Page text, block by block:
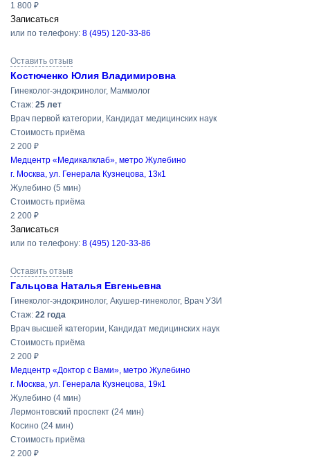
1 800 ₽
Записаться
или по телефону: 8 (495) 120-33-86
Оставить отзыв
Костюченко Юлия Владимировна
Гинеколог-эндокринолог, Маммолог
Cтаж: 25 лет
Врач первой категории, Кандидат медицинских наук
Стоимость приёма
2 200 ₽
Медцентр «Медикалклаб», метро Жулебино
г. Москва, ул. Генерала Кузнецова, 13к1
Жулебино (5 мин)
Стоимость приёма
2 200 ₽
Записаться
или по телефону: 8 (495) 120-33-86
Оставить отзыв
Гальцова Наталья Евгеньевна
Гинеколог-эндокринолог, Акушер-гинеколог, Врач УЗИ
Cтаж: 22 года
Врач высшей категории, Кандидат медицинских наук
Стоимость приёма
2 200 ₽
Медцентр «Доктор с Вами», метро Жулебино
г. Москва, ул. Генерала Кузнецова, 19к1
Жулебино (4 мин)
Лермонтовский проспект (24 мин)
Косино (24 мин)
Стоимость приёма
2 200 ₽